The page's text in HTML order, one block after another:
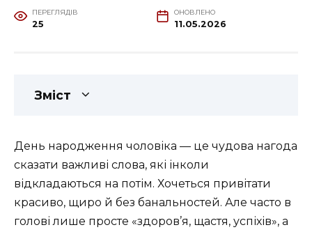
ПЕРЕГЛЯДІВ
25
ОНОВЛЕНО
11.05.2026
Зміст
День народження чоловіка — це чудова нагода
сказати важливі слова, які інколи
відкладаються на потім. Хочеться привітати
красиво, щиро й без банальностей. Але часто в
голові лише просте «здоров’я, щастя, успіхів», а